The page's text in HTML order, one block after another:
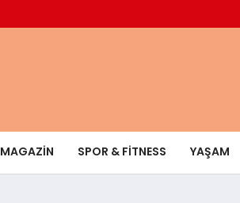
MAGAZIN SPOR & FITNESS YAŞAM